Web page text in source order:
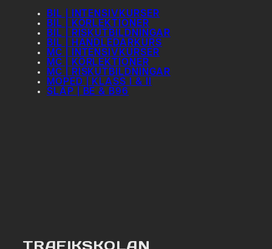
BIL | INTENSIVKURSER
BIL | KÖRLEKTIONER
BIL | RISKUTBILDNINGAR
BIL | HANDLEDARKURS
MC | INTENSIVKURSER
MC | KÖRLEKTIONER
MC | RISKUTBILDNINGAR
MOPED | KLASS I & II
SLÄP | BE & B96
TRAFIKSKOLAN